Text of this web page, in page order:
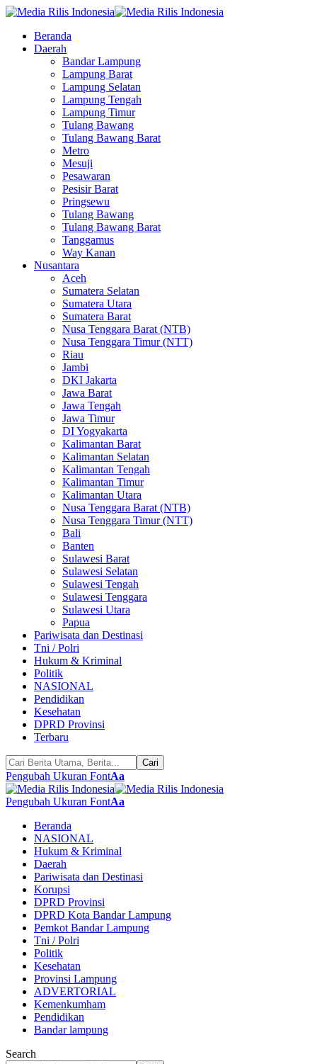
Beranda
Daerah
Bandar Lampung
Lampung Barat
Lampung Selatan
Lampung Tengah
Lampung Timur
Tulang Bawang
Tulang Bawang Barat
Metro
Mesuji
Pesawaran
Pesisir Barat
Pringsewu
Tulang Bawang
Tulang Bawang Barat
Tanggamus
Way Kanan
Nusantara
Aceh
Sumatera Selatan
Sumatera Utara
Sumatera Barat
Nusa Tenggara Barat (NTB)
Nusa Tenggara Timur (NTT)
Riau
Jambi
DKI Jakarta
Jawa Barat
Jawa Tengah
Jawa Timur
DI Yogyakarta
Kalimantan Barat
Kalimantan Selatan
Kalimantan Tengah
Kalimantan Timur
Kalimantan Utara
Nusa Tenggara Barat (NTB)
Nusa Tenggara Timur (NTT)
Bali
Banten
Sulawesi Barat
Sulawesi Selatan
Sulawesi Tengah
Sulawesi Tenggara
Sulawesi Utara
Papua
Pariwisata dan Destinasi
Tni / Polri
Hukum & Kriminal
Politik
NASIONAL
Pendidikan
Kesehatan
DPRD Provinsi
Terbaru
Pengubah Ukuran FontAa
Pengubah Ukuran FontAa
Beranda
NASIONAL
Hukum & Kriminal
Daerah
Pariwisata dan Destinasi
Korupsi
DPRD Provinsi
DPRD Kota Bandar Lampung
Pemkot Bandar Lampung
Tni / Polri
Politik
Kesehatan
Provinsi Lampung
ADVERTORIAL
Kemenkumham
Pendidikan
Bandar lampung
Search